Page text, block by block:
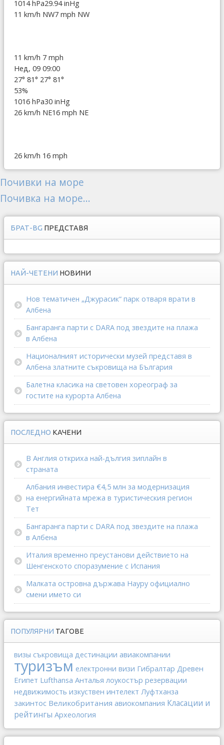
1014 hPa29.94 inHg
11 km/h NW7 mph NW
11 km/h 7 mph
Нед, 09 09:00
27° 81° 27° 81°
53%
1016 hPa30 inHg
26 km/h NE16 mph NE
26 km/h 16 mph
Почивки на море
Почивка на море...
БРАТ-BG ПРЕДСТАВЯ
НАЙ-ЧЕТЕНИ НОВИНИ
Нов тематичен „Джурасик“ парк отваря врати в
Албена
Бангаранга парти с DARA под звездите на плажа
в Албена
Националният исторически музей представя в
Албена златните съкровища на България
Балетна класика на световен хореограф за
гостите на курорта Албена
ПОСЛЕДНО КАЧЕНИ
В Англия откриха най-дългия зиплайн в
страната
Албания инвестира €4,5 млн за модернизация
на енергийната мрежа в туристическия регион
Тет
Бангаранга парти с DARA под звездите на плажа
в Албена
Италия временно преустанови действието на
Шенгенското споразумение с Испания
Малката островна държава Науру официално
смени името си
ПОПУЛЯРНИ ТАГОВЕ
визы съкровища дестинации авиакомпании
туризъм електронни визи Гибралтар Древен
Египет Lufthansa Анталья лоукостър резервации
недвижимость изкуствен интелект Луфтханза
закинтос Великобритания авиокомпания Класации и
рейтингы Археология